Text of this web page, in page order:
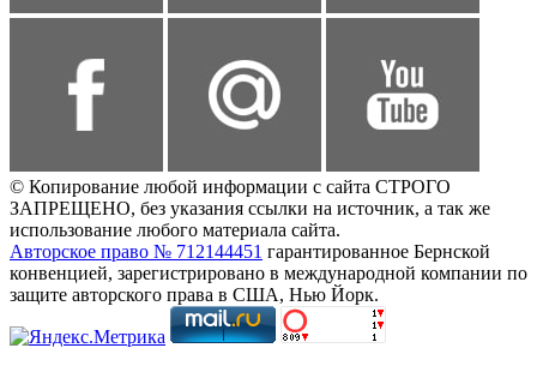
© Копирование любой информации с сайта СТРОГО
ЗАПРЕЩЕНО, без указания ссылки на источник, а так же
использование любого материала сайта.
Авторское право № 712144451 гарантированное Бернской
конвенцией, зарегистрировано в международной компании по
защите авторского права в США, Нью Йорк.